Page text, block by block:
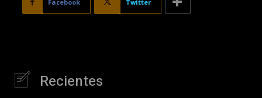
Facebook Twitter
Recientes